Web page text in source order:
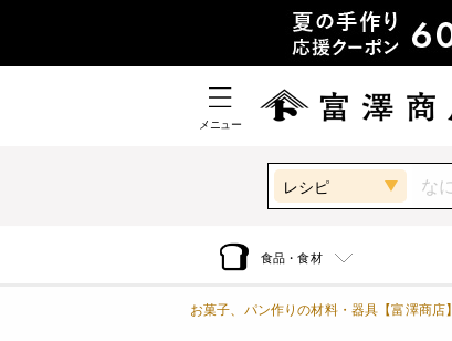
メニュー
レシピ
食品・食材
お菓子、パン作りの材料・器具【富澤商店】